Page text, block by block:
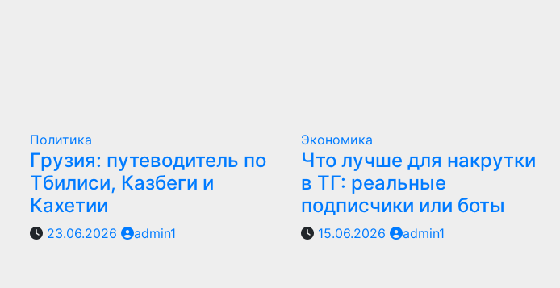
Политика
Грузия: путеводитель по
Тбилиси, Казбеги и
Кахетии
23.06.2026 admin1
Экономика
Что лучше для накрутки
в ТГ: реальные
подписчики или боты
15.06.2026 admin1